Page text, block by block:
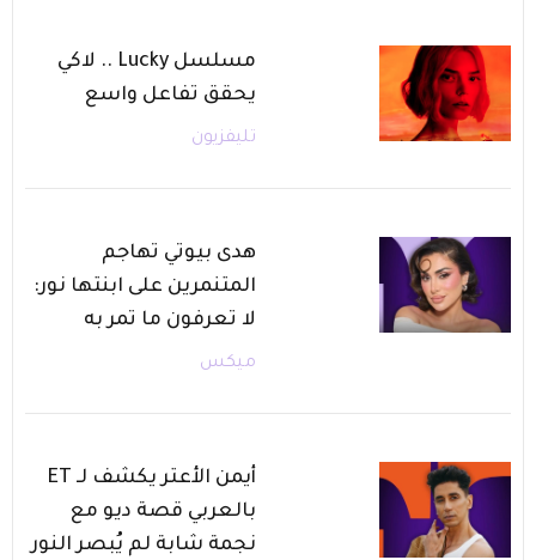
مسلسل Lucky .. لاكي
يحقق تفاعل واسع
تليفزيون
هدى بيوتي تهاجم
المتنمرين على ابنتها نور:
لا تعرفون ما تمر به
ميكس
أيمن الأعتر يكشف لـ ET
بالعربي قصة ديو مع
نجمة شابة لم يُبصر النور